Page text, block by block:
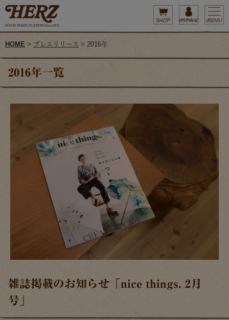
HOME > プレスリリース > 2016年
2016年一覧
雑誌掲載のお知らせ「nice things. 2月
号」